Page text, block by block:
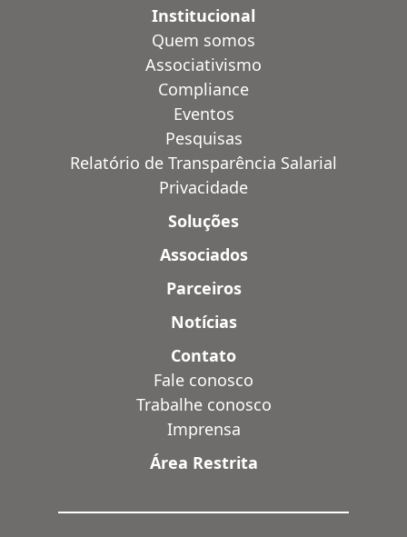
Institucional
Quem somos
Associativismo
Compliance
Eventos
Pesquisas
Relatório de Transparência Salarial
Privacidade
Soluções
Associados
Parceiros
Notícias
Contato
Fale conosco
Trabalhe conosco
Imprensa
Área Restrita